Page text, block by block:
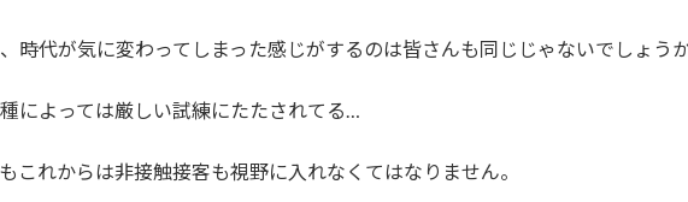
時代が気に変わってしまった感じがするのは皆さんも同じじゃないでしょう
によっては厳しい試練にたたされてる…
これからは非接触接客も視野に入れなくてはなりません。